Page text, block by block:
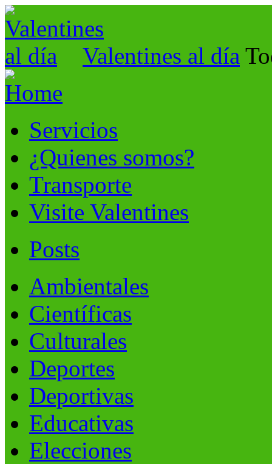
Valentines al día
Servicios
¿Quienes somos?
Transporte
Visite Valentines
Posts
Ambientales
Científicas
Culturales
Deportes
Deportivas
Educativas
Elecciones